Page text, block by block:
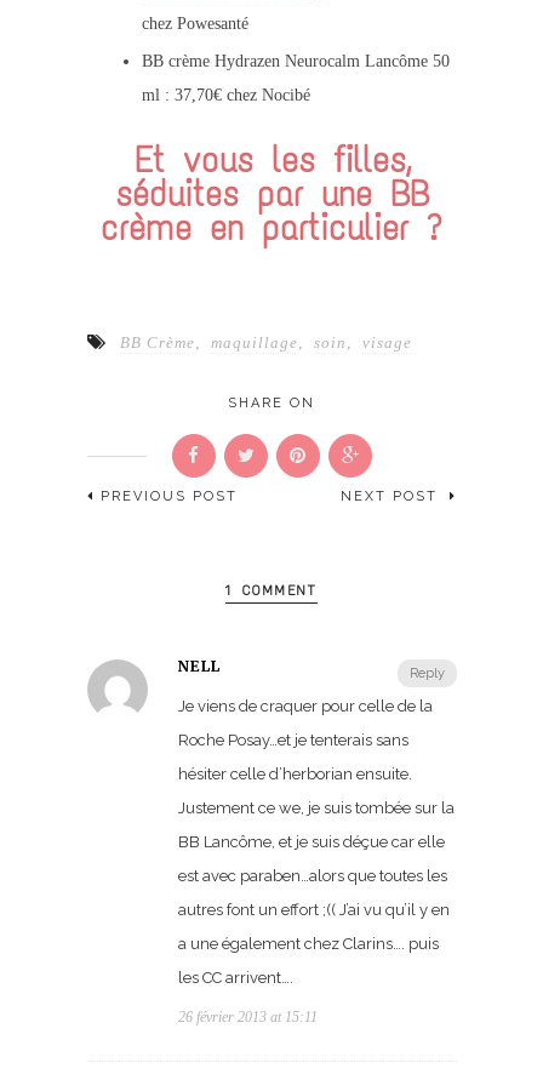
chez Powesanté
BB crème Hydrazen Neurocalm Lancôme 50
ml : 37,70€ chez Nocibé
Et vous les filles,
séduites par une BB
crème en particulier ?
BB Crème maquillage soin visage
SHARE ON
PREVIOUS POST NEXT POST
1 COMMENT
Reply
NELL
Je viens de craquer pour celle de la
Roche Posay…et je tenterais sans
hésiter celle d’herborian ensuite.
Justement ce we, je suis tombée sur la
BB Lancôme, et je suis déçue car elle
est avec paraben…alors que toutes les
autres font un effort ;(( J’ai vu qu’il y en
a une également chez Clarins…. puis
les CC arrivent….
26 février 2013 at 15:11